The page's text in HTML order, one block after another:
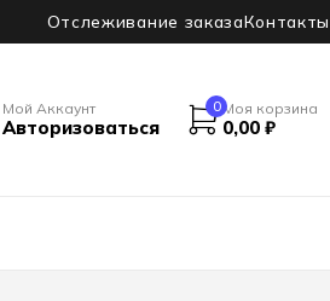
Отслеживание заказаКонтакты
Мой Аккаунт
Авторизоваться
0 Моя корзина
0,00 ₽